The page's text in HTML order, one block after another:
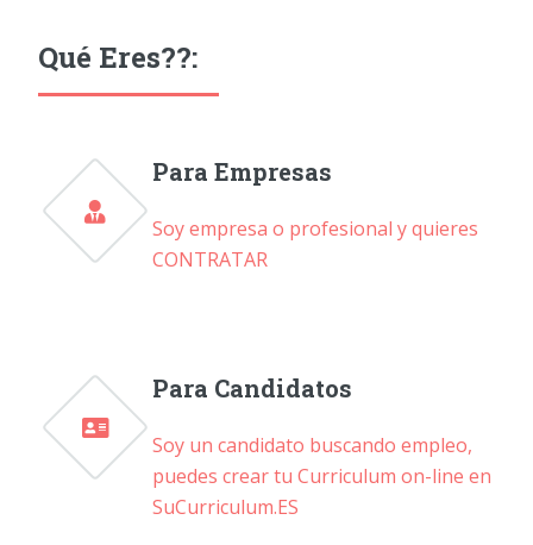
Qué Eres??:
Para Empresas
Soy empresa o profesional y quieres
CONTRATAR
Para Candidatos
Soy un candidato buscando empleo,
puedes crear tu Curriculum on-line en
SuCurriculum.ES